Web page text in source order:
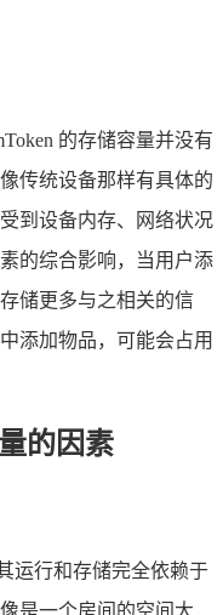
的存储容量并没有
传统设备那样有具体的
到设备内存、网络状况
的综合影响，当用户添
储更多与之相关的信
添加物品，可能会占用
的因素
运行和存储完全依赖于